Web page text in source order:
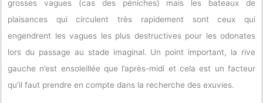
grosses vagues (cas des péniches) mais les bateaux de
plaisances qui circulent très rapidement sont ceux qui
engendrent les vagues les plus destructives pour les odonates
lors du passage au stade imaginal. Un point important, la rive
gauche n’est ensoleillée que l’après-midi et cela est un facteur
qu’il faut prendre en compte dans la recherche des exuvies.